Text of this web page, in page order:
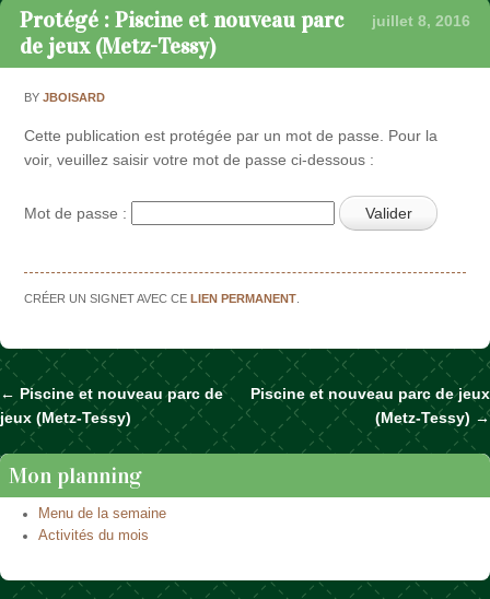
Passer au contenu
Protégé : Piscine et nouveau parc
de jeux (Metz-Tessy)
juillet 8, 2016
BYJBOISARD
Cette publication est protégée par un mot de passe. Pour la
voir, veuillez saisir votre mot de passe ci-dessous :
Mot de passe :
CRÉER UN SIGNET AVEC CELIEN PERMANENT
Naviguer dans les articles
← Piscine et nouveau parc de
jeux (Metz-Tessy)
Piscine et nouveau parc de jeux
(Metz-Tessy) →
Mon planning
Menu de la semaine
Activités du mois